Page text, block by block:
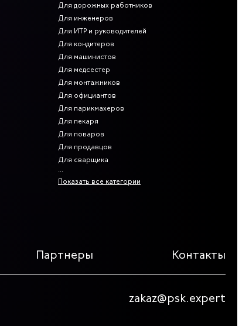
Для дорожных работников
Для инженеров
Для ИТР и руководителей
Для кондитеров
Для машинистов
Для медсестер
Для монтажников
Для официантов
Для парикмахеров
Для пекаря
Для поваров
Для продавцов
Для сварщика
Показать все категории
Партнеры Контакты
zakaz@psk.expert